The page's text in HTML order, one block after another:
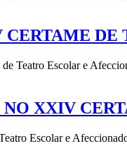
DE
Teatro Escolar e
XXIV
Escolar e